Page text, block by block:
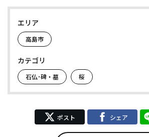
エリア
高島市
カテゴリ
石仏･碑・墓 桜
ポスト シェア